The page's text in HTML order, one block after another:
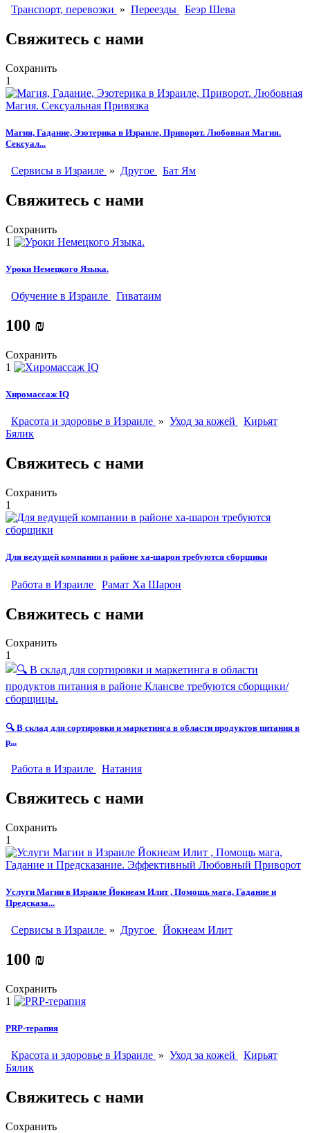
Транспорт, перевозки » Переезды Беэр Шева
Свяжитесь с нами
Сохранить
1
Магия, Гадание, Эзотерика в Израиле, Приворот. Любовная Магия.
Сексуал...
Сервисы в Израиле » Другое Бат Ям
Свяжитесь с нами
Сохранить
1
Уроки Немецкого Языка.
Обучение в Израиле Гиватаим
100 ₪
Сохранить
1
Хиромассаж IQ
Красота и здоровье в Израиле » Уход за кожей
Кирьят
Бялик
Свяжитесь с нами
Сохранить
1
Для ведущей компании в районе ха-шарон требуются сборщики
Работа в Израиле Рамат Ха Шарон
Свяжитесь с нами
Сохранить
1
🔍 В склад для сортировки и маркетинга в области продуктов питания в
р...
Работа в Израиле Натания
Свяжитесь с нами
Сохранить
1
Услуги Магии в Израиле Йокнеам Илит , Помощь мага, Гадание и
Предсказа...
Сервисы в Израиле » Другое Йокнеам Илит
100 ₪
Сохранить
1
PRP-терапия
Красота и здоровье в Израиле » Уход за кожей
Кирьят
Бялик
Свяжитесь с нами
Сохранить